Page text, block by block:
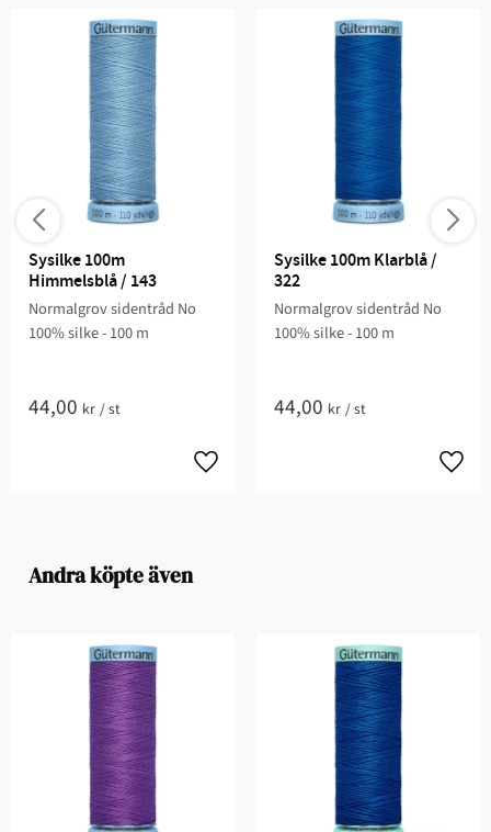
Sysilke 100m
Himmelsblå / 143
Normalgrov sidentråd No
100% silke - 100 m
44,00 kr /st
Sysilke 100m Klarblå /
322
Normalgrov sidentråd No
100% silke - 100 m
44,00 kr /st
Andra köpte även